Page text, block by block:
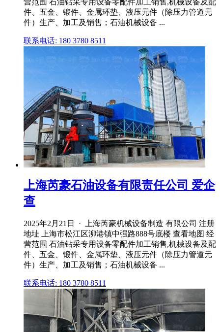
营范围 石油钻采专用设备零配件加工销售,机械设备及配
件、五金、锻件、金属环垫、液压元件（除压力管道元
件）生产、加工及销售；石油机械设备 ...
联系电话: 180 3780 8511
上海芮豪石油设备有限责任公司 爱企
查
2025年2月21日 · 上海芮豪机械设备制造 有限公司 注册
地址 上海市松江区泖港镇中强路888号底楼 查看地图 经
营范围 石油钻采专用设备零配件加工销售,机械设备及配
件、五金、锻件、金属环垫、液压元件（除压力管道元
件）生产、加工及销售；石油机械设备 ...
联系电话: 180 3780 8511